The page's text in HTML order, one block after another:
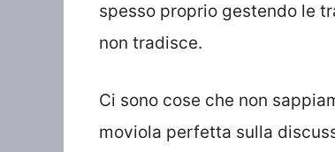
spesso proprio gestendo le
non tradisce.
Ci sono cose che non
moviola perfetta sulla